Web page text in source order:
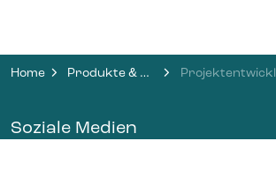
Home Produkte & Dienstleistungen
Soziale Medien